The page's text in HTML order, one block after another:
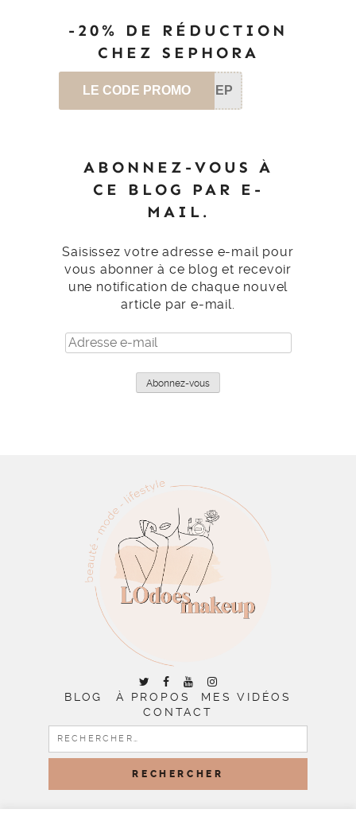
-20% DE RÉDUCTION
CHEZ SEPHORA
LE CODE PROMO SEP
ABONNEZ-VOUS À
CE BLOG PAR E-
MAIL.
Saisissez votre adresse e-mail pour
vous abonner à ce blog et recevoir
une notification de chaque nouvel
article par e-mail.
Adresse
e-
Abonnez-vous
BLOG À PROPOS
MES VIDÉOS
CONTACT
RECHERCHER :